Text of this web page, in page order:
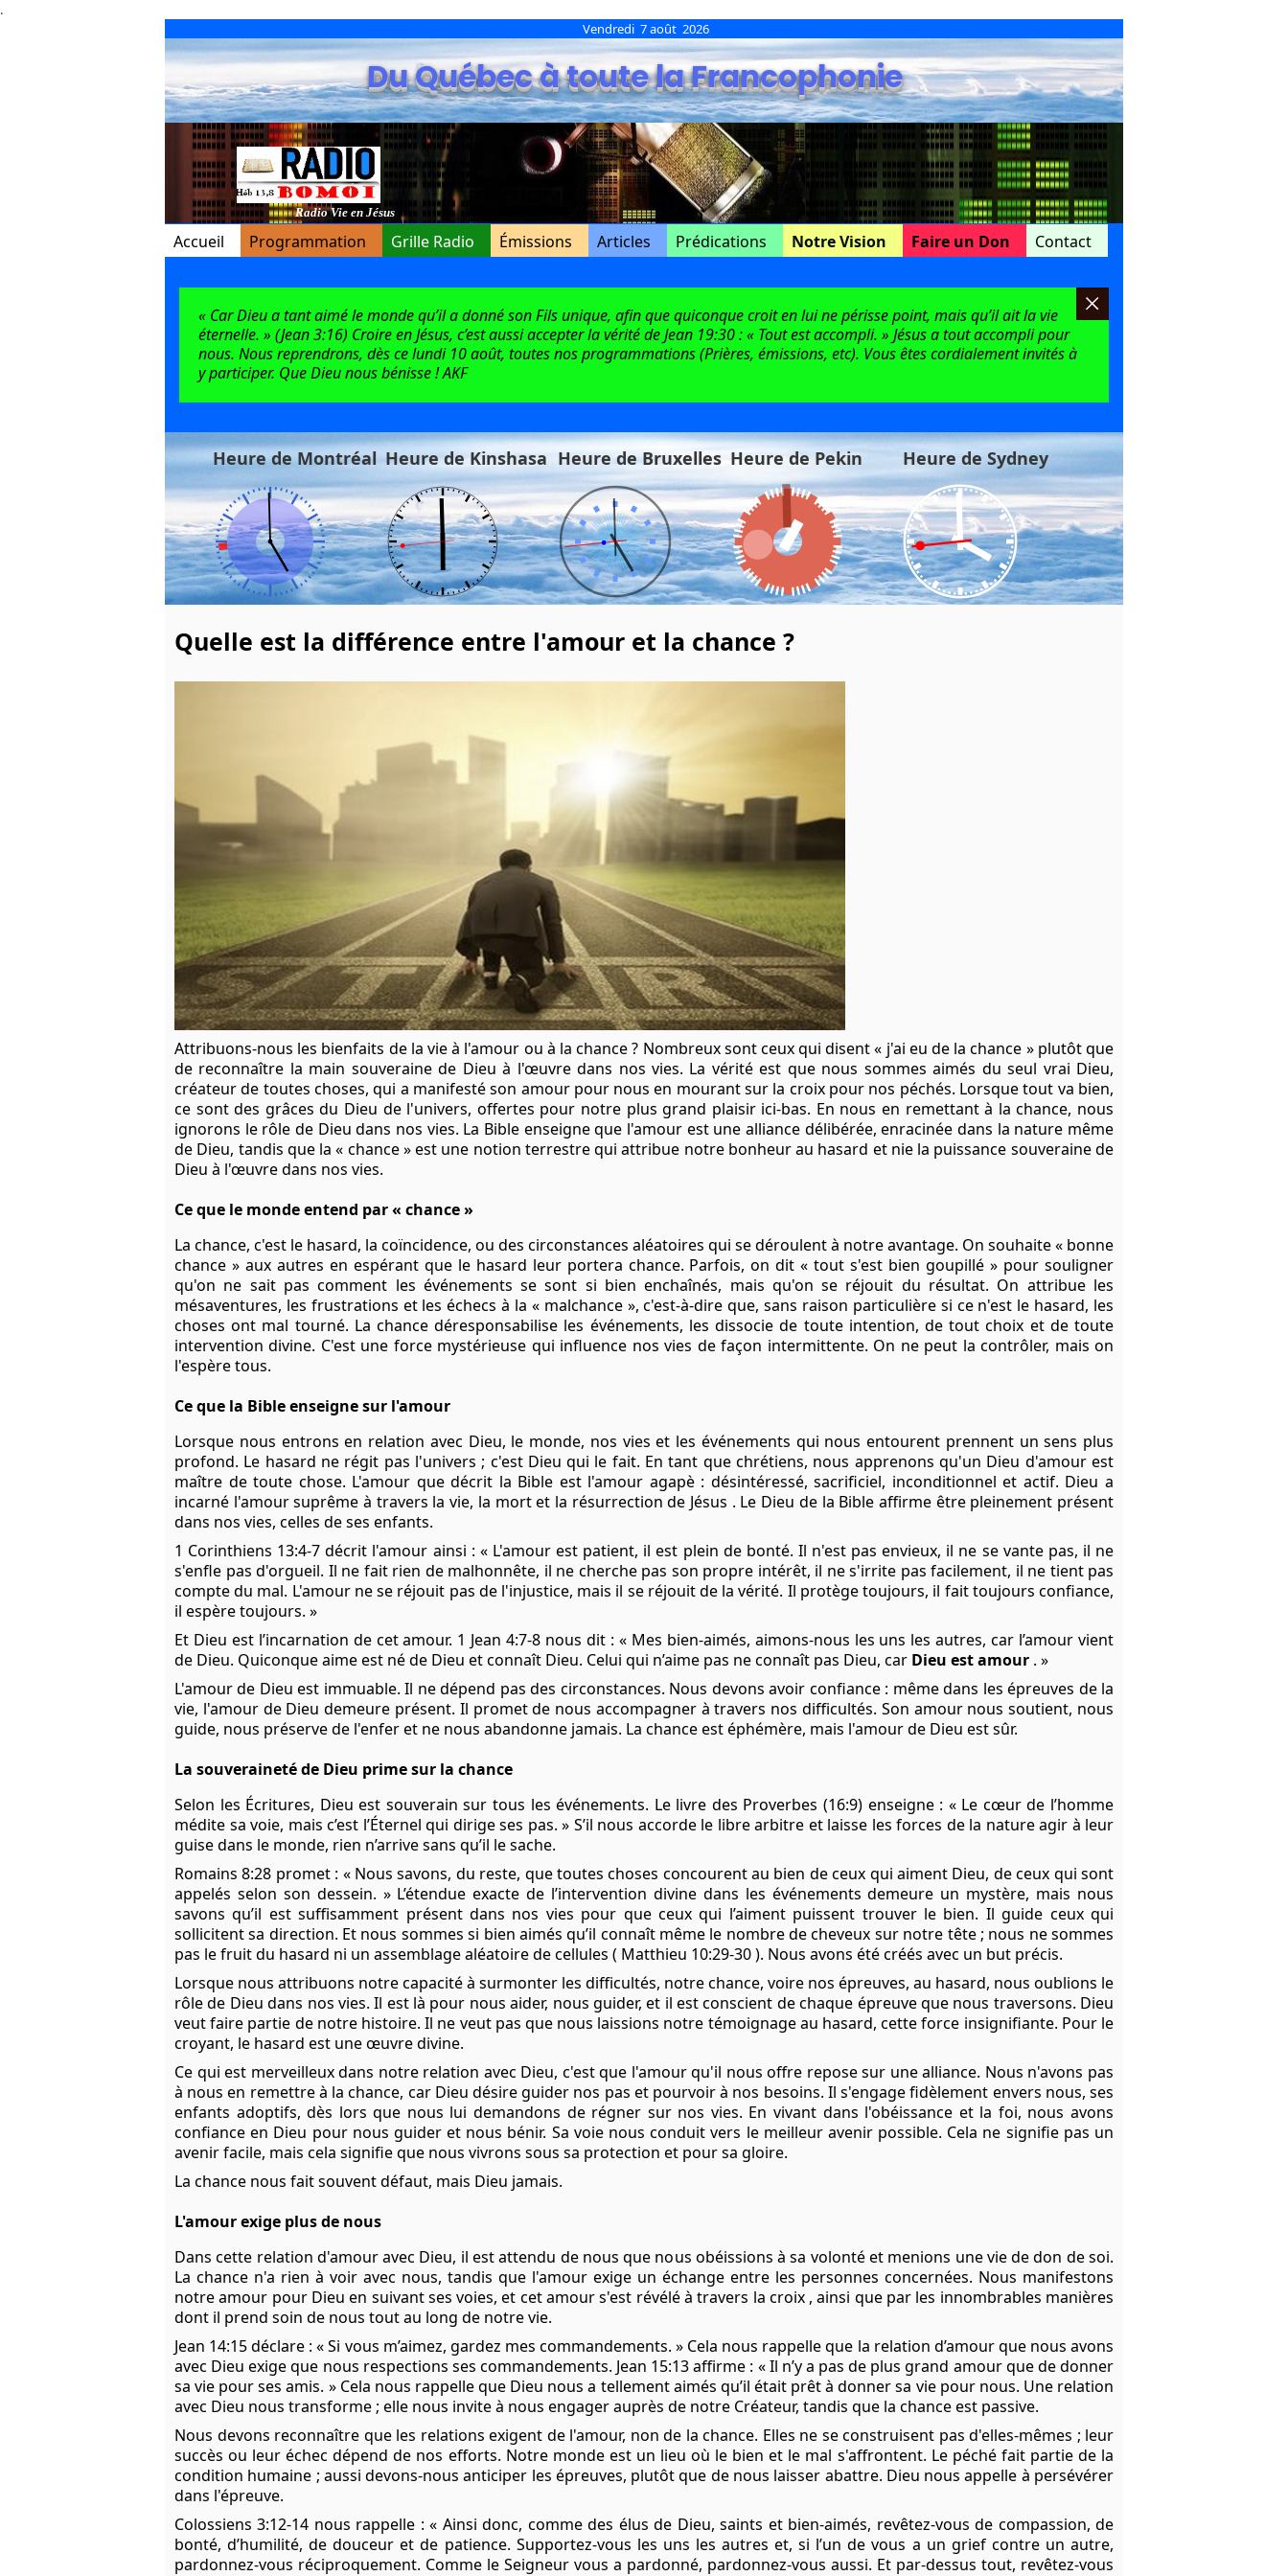
.
Vendredi 7 août 2026
Du Québec à toute la Francophonie
Radio Vie en Jésus
Accueil Programmation Grille Radio Émissions Articles Prédications Notre Vision Faire un Don Contact
« Car Dieu a tant aimé le monde qu’il a donné son Fils unique, afin que quiconque croit en lui ne périsse point, mais qu’il ait la vie
éternelle. » (Jean 3:16) Croire en Jésus, c’est aussi accepter la vérité de Jean 19:30 : « Tout est accompli. » Jésus a tout accompli pour
nous. Nous reprendrons, dès ce lundi 10 août, toutes nos programmations (Prières, émissions, etc). Vous êtes cordialement invités à
y participer. Que Dieu nous bénisse ! AKF
Heure de Montréal Heure de Kinshasa Heure de Bruxelles Heure de Pekin Heure de Sydney
Quelle est la différence entre l'amour et la chance ?
Attribuons-nous les bienfaits de la vie à l'amour ou à la chance ? Nombreux sont ceux qui disent « j'ai eu de la chance » plutôt que
de reconnaître la main souveraine de Dieu à l'œuvre dans nos vies. La vérité est que nous sommes aimés du seul vrai Dieu,
créateur de toutes choses, qui a manifesté son amour pour nous en mourant sur la croixpour nos péchés. Lorsque tout va bien,
ce sont des grâces du Dieu de l'univers, offertes pour notre plus grand plaisir ici-bas. En nous en remettant à la chance, nous
ignorons le rôle de Dieu dans nos vies. La Bible enseigne que l'amour est une alliance délibérée, enracinée dans la nature même
de Dieu, tandis que la « chance » est une notion terrestre qui attribue notre bonheur au hasard et nie la puissance souveraine de
Dieu à l'œuvre dans nos vies.
Ce que le monde entend par « chance »
La chance, c'est le hasard, la coïncidence, ou des circonstances aléatoires qui se déroulent à notre avantage. On souhaite « bonne
chance » aux autres en espérant que le hasard leur portera chance. Parfois, on dit « tout s'est bien goupillé » pour souligner
qu'on ne sait pas comment les événements se sont si bien enchaînés, mais qu'on se réjouit du résultat. On attribue les
mésaventures, les frustrations et les échecs à la « malchance », c'est-à-dire que, sans raison particulière si ce n'est le hasard, les
choses ont mal tourné. La chance déresponsabilise les événements, les dissocie de toute intention, de tout choix et de toute
intervention divine. C'est une force mystérieuse qui influence nos vies de façon intermittente. On ne peut la contrôler, mais on
l'espère tous.
Ce que la Bible enseigne sur l'amour
Lorsque nous entrons en relation avec Dieu, le monde, nos vies et les événements qui nous entourent prennent un sens plus
profond. Le hasard ne régit pas l'univers ; c'est Dieu qui le fait. En tant que chrétiens, nous apprenons qu'un Dieu d'amour est
maître de toute chose. L'amour que décrit la Bible est l'amour agapè : désintéressé, sacrificiel, inconditionnel et actif. Dieu a
incarné l'amour suprême à travers la vie, la mort et la résurrection de Jésus . Le Dieu de la Bible affirme être pleinement présent
dans nos vies, celles de ses enfants.
1 Corinthiens 13:4-7 décrit l'amour ainsi : « L'amour est patient, il est plein de bonté. Il n'est pas envieux, il ne se vante pas, il ne
s'enfle pas d'orgueil. Il ne fait rien de malhonnête, il ne cherche pas son propre intérêt, il ne s'irrite pas facilement, il ne tient pas
compte du mal. L'amour ne se réjouit pas de l'injustice, mais il se réjouit de la vérité. Il protège toujours, il fait toujours confiance,
il espère toujours. »
Et Dieu est l’incarnation de cet amour. 1 Jean 4:7-8 nous dit : « Mes bien-aimés, aimons-nous les uns les autres, car l’amour vient
de Dieu. Quiconque aime est né de Dieu et connaît Dieu. Celui qui n’aime pas ne connaît pas Dieu, car Dieu est amour . »
L'amour de Dieu est immuable. Il ne dépend pas des circonstances. Nous devons avoir confiance : même dans les épreuves de la
vie, l'amour de Dieu demeure présent. Il promet de nous accompagner à travers nos difficultés. Son amour nous soutient, nous
guide, nous préserve de l'enfer et ne nous abandonne jamais. La chance est éphémère, mais l'amour de Dieu est sûr.
La souveraineté de Dieu prime sur la chance
Selon les Écritures, Dieu est souverain sur tous les événements. Le livre des Proverbes (16:9) enseigne : « Le cœur de l’homme
médite sa voie, mais c’est l’Éternel qui dirige ses pas. » S’il nous accorde le libre arbitre et laisse les forces de la nature agir à leur
guise dans le monde, rien n’arrive sans qu’il le sache.
Romains 8:28 promet : « Nous savons, du reste, que toutes choses concourent au bien de ceux qui aiment Dieu, de ceux qui sont
appelés selon son dessein. » L’étendue exacte de l’intervention divine dans les événements demeure un mystère, mais nous
savons qu’il est suffisamment présent dans nos vies pour que ceux qui l’aiment puissent trouver le bien. Il guide ceux qui
sollicitent sa direction. Et nous sommes si bien aimés qu’il connaît même le nombre de cheveux sur notre tête ; nous ne sommes
pas le fruit du hasard ni un assemblage aléatoire de cellules ( Matthieu 10:29-30). Nous avons été créés avec un but précis.
Lorsque nous attribuons notre capacité à surmonter les difficultés, notre chance, voire nos épreuves, au hasard, nous oublions le
rôle de Dieu dans nos vies. Il est là pour nous aider, nous guider, et il est conscient de chaque épreuve que nous traversons. Dieu
veut faire partie de notre histoire. Il ne veut pas que nous laissions notre témoignage au hasard, cette force insignifiante. Pour le
croyant, le hasard est une œuvre divine.
Ce qui est merveilleux dans notre relation avec Dieu, c'est que l'amour qu'il nous offre repose sur une alliance. Nous n'avons pas
à nous en remettre à la chance, car Dieu désire guider nos pas et pourvoir à nos besoins. Il s'engage fidèlement envers nous, ses
enfants adoptifs, dès lors que nous lui demandons de régner sur nos vies. En vivant dans l'obéissance et la foi, nous avons
confiance en Dieu pour nous guider et nous bénir. Sa voie nous conduit vers le meilleur avenir possible. Cela ne signifie pas un
avenir facile, mais cela signifie que nous vivrons sous sa protection et pour sa gloire.
La chance nous fait souvent défaut, mais Dieu jamais.
L'amour exige plus de nous
Dans cette relation d'amour avec Dieu, il est attendu de nous que nous obéissions à sa volonté et menions une vie de don de soi.
La chance n'a rien à voir avec nous, tandis que l'amour exige un échange entre les personnes concernées. Nous manifestons
notre amour pour Dieu en suivant ses voies, et cet amour s'est révélé à travers la croix, ainsi que par les innombrables manières
dont il prend soin de nous tout au long de notre vie.
Jean 14:15déclare : « Si vous m’aimez, gardez mes commandements. » Cela nous rappelle que la relation d’amour que nous avons
avec Dieu exige que nous respections ses commandements. Jean 15:13affirme : « Il n’y a pas de plus grand amour que de donner
sa vie pour ses amis. » Cela nous rappelle que Dieu nous a tellement aimés qu’il était prêt à donner sa vie pour nous. Une relation
avec Dieu nous transforme ; elle nous invite à nous engager auprès de notre Créateur, tandis que la chance est passive.
Nous devons reconnaître que les relations exigent de l'amour, non de la chance. Elles ne se construisent pas d'elles-mêmes ; leur
succès ou leur échec dépend de nos efforts. Notre monde est un lieu où le bien et le mal s'affrontent. Le péché fait partie de la
condition humaine ; aussi devons-nous anticiper les épreuves, plutôt que de nous laisser abattre. Dieu nous appelle à persévérer
dans l'épreuve.
Colossiens 3:12-14 nous rappelle : « Ainsi donc, comme des élus de Dieu, saints et bien-aimés, revêtez-vous de compassion, de
bonté, d’humilité, de douceur et de patience. Supportez-vous les uns les autres et, si l’un de vous a un grief contre un autre,
pardonnez-vous réciproquement. Comme le Seigneur vous a pardonné, pardonnez-vous aussi. Et par-dessus tout, revêtez-vous